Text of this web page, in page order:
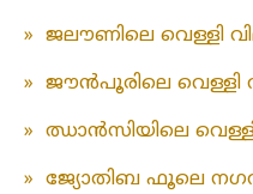
» ജലൗണിലെ വെള്ളി
» ജൗൻപൂരിലെ വെള്ളി
» ഝാൻസിയിലെ
» ജ്യോതിബ ഫൂലെ